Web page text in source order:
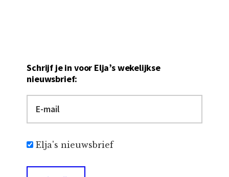
Schrijf je in voor Elja’s wekelijkse
nieuwsbrief:
Elja's nieuwsbrief